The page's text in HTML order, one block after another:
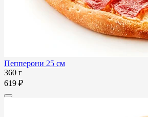
Пепперони 25 см
360 г
619 ₽